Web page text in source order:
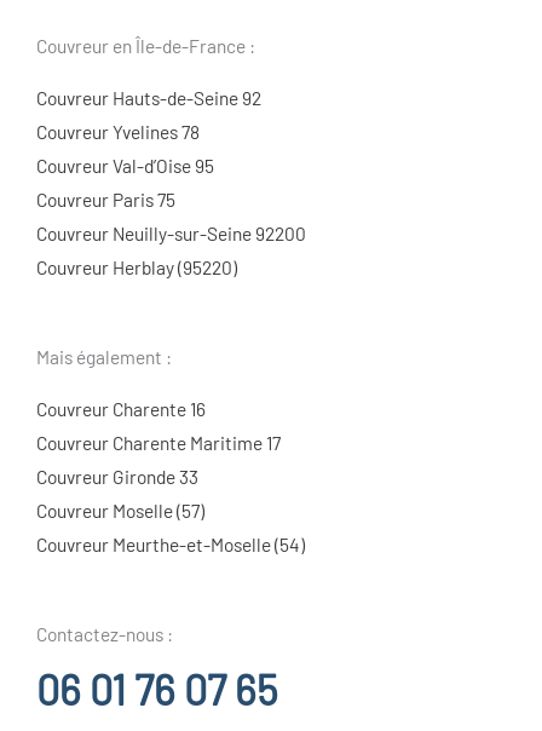
Couvreur en Île-de-France :
Couvreur Hauts-de-Seine 92
Couvreur Yvelines 78
Couvreur Val-d’Oise 95
Couvreur Paris 75
Couvreur Neuilly-sur-Seine 92200
Couvreur Herblay (95220)
Mais également :
Couvreur Charente 16
Couvreur Charente Maritime 17
Couvreur Gironde 33
Couvreur Moselle (57)
Couvreur Meurthe-et-Moselle (54)
Contactez-nous :
06 01 76 07 65